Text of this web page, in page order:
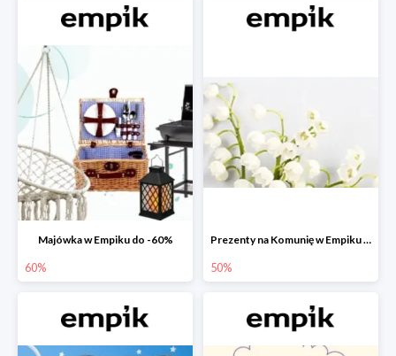
Majówka w Empiku do -60%
60%
Prezenty na Komunię w Empiku do -50%
50%